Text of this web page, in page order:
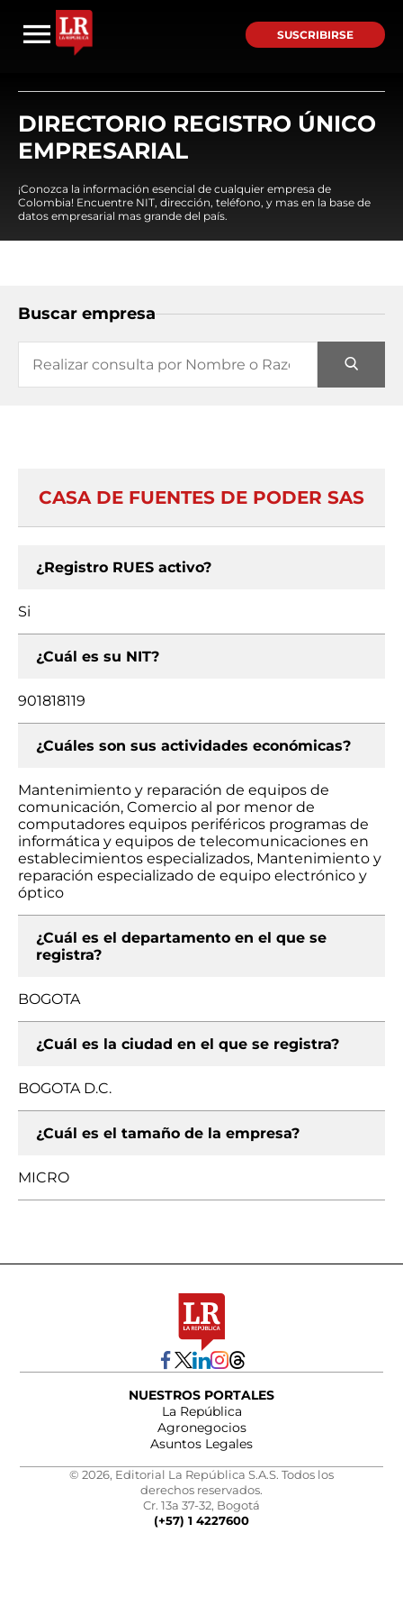
SUSCRIBIRSE
DIRECTORIO REGISTRO ÚNICO
EMPRESARIAL
¡Conozca la información esencial de cualquier empresa de
Colombia! Encuentre NIT, dirección, teléfono, y mas en la base de
datos empresarial mas grande del país.
Buscar empresa
CASA DE FUENTES DE PODER SAS
¿Registro RUES activo?
Si
¿Cuál es su NIT?
901818119
¿Cuáles son sus actividades económicas?
Mantenimiento y reparación de equipos de
comunicación, Comercio al por menor de
computadores equipos periféricos programas de
informática y equipos de telecomunicaciones en
establecimientos especializados, Mantenimiento y
reparación especializado de equipo electrónico y
óptico
¿Cuál es el departamento en el que se
registra?
BOGOTA
¿Cuál es la ciudad en el que se registra?
BOGOTA D.C.
¿Cuál es el tamaño de la empresa?
MICRO
NUESTROS PORTALES
La República
Agronegocios
Asuntos Legales
© 2026, Editorial La República S.A.S. Todos los
derechos reservados.
Cr. 13a 37-32, Bogotá
(+57) 1 4227600